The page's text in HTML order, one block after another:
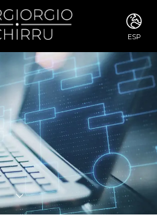
ESP
ITA
ENG
FRA
DEU
RUS
CHI
SVE
POR
ARA
DUT